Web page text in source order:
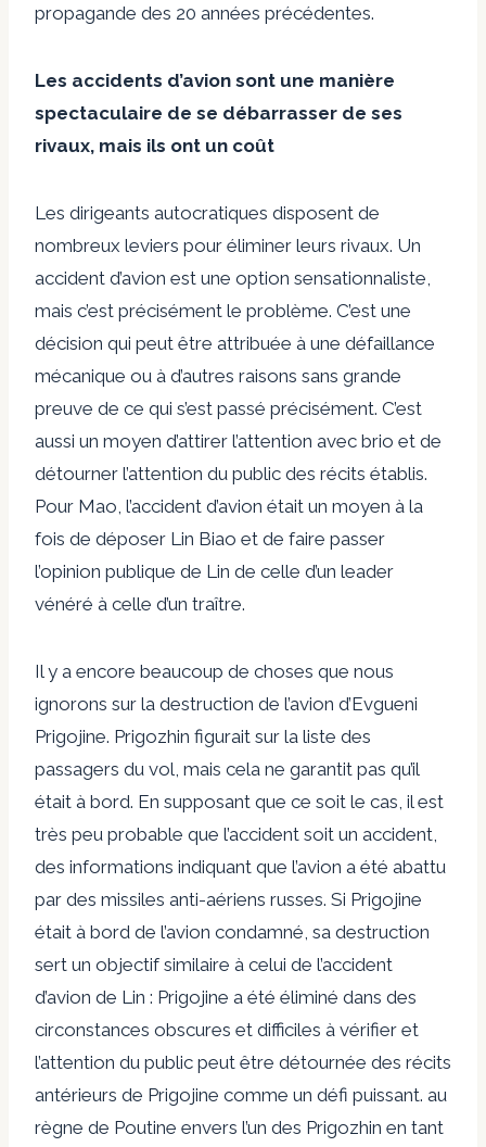
propagande des 20 années précédentes.
Les accidents d’avion sont une manière
spectaculaire de se débarrasser de ses
rivaux, mais ils ont un coût
Les dirigeants autocratiques disposent de
nombreux leviers pour éliminer leurs rivaux. Un
accident d’avion est une option sensationnaliste,
mais c’est précisément le problème. C’est une
décision qui peut être attribuée à une défaillance
mécanique ou à d’autres raisons sans grande
preuve de ce qui s’est passé précisément. C’est
aussi un moyen d’attirer l’attention avec brio et de
détourner l’attention du public des récits établis.
Pour Mao, l’accident d’avion était un moyen à la
fois de déposer Lin Biao et de faire passer
l’opinion publique de Lin de celle d’un leader
vénéré à celle d’un traître.
Il y a encore beaucoup de choses que nous
ignorons sur la destruction de l’avion d’Evgueni
Prigojine. Prigozhin figurait sur la liste des
passagers du vol, mais cela ne garantit pas qu’il
était à bord. En supposant que ce soit le cas, il est
très peu probable que l’accident soit un accident,
des informations indiquant que l’avion a été abattu
par des missiles anti-aériens russes. Si Prigojine
était à bord de l’avion condamné, sa destruction
sert un objectif similaire à celui de l’accident
d’avion de Lin : Prigojine a été éliminé dans des
circonstances obscures et difficiles à vérifier et
l’attention du public peut être détournée des récits
antérieurs de Prigojine comme un défi puissant. au
règne de Poutine envers l’un des Prigozhin en tant